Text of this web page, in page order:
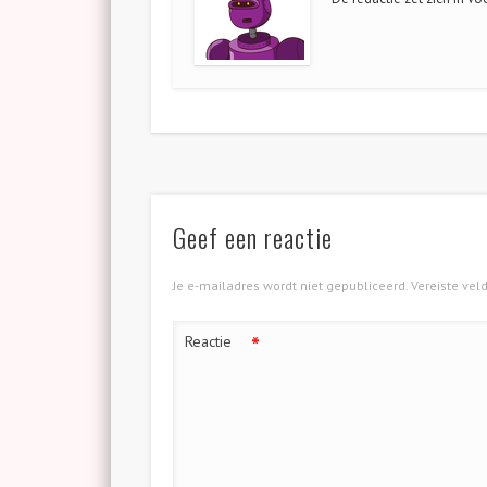
Geef een reactie
Je e-mailadres wordt niet gepubliceerd. Vereiste
Reactie *